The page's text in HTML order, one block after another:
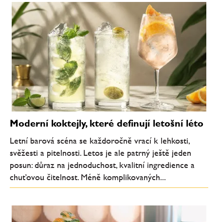
Moderní koktejly, které definují letošní léto
Letní barová scéna se každoročně vrací k lehkosti,
svěžesti a pitelnosti. Letos je ale patrný ještě jeden
posun: důraz na jednoduchost, kvalitní ingredience a
chuťovou čitelnost. Méně komplikovaných...